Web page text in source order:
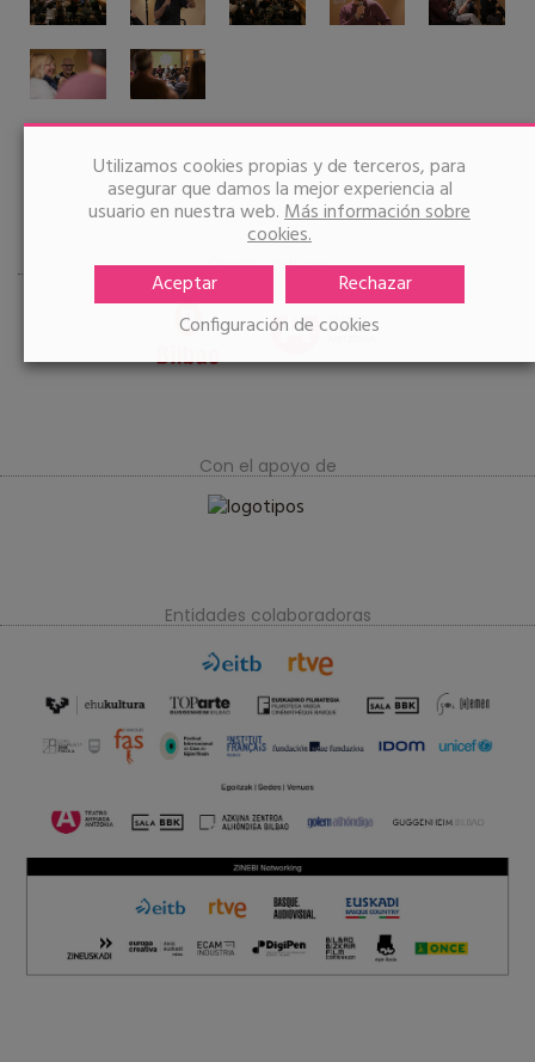
Organizadores
Con el apoyo de
Entidades colaboradoras
Utilizamos cookies propias y de terceros, para
asegurar que damos la mejor experiencia al
usuario en nuestra web.Más información sobre
cookies.
Aceptar
Rechazar
Configuración de cookies